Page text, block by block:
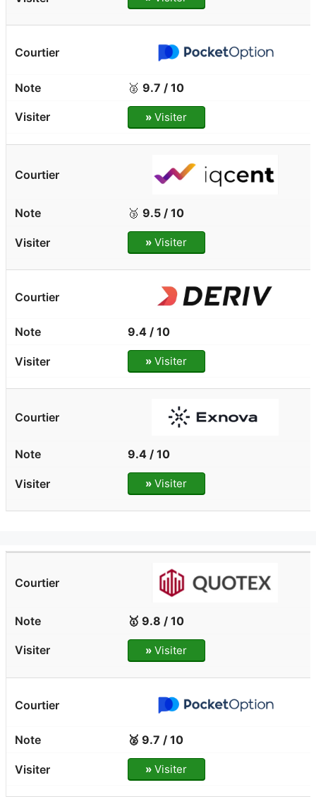
🥈 9.7 / 10
» Visiter
🥉 9.5 / 10
» Visiter
9.4 / 10
» Visiter
9.4 / 10
» Visiter
🥇 9.8 / 10
» Visiter
🥈 9.7 / 10
» Visiter